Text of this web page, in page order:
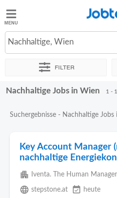
Jobted
Jobs
Nachhaltige, Wien
Filter
Sortieren nach Genauer Standort
Nachhaltige Jobs in Wien 1 -
Suchergebnisse - Nachhaltige Jobs
Key Account Manager
nachhaltige
apartment Iventa. The Human
language stepstone.at event_available heute